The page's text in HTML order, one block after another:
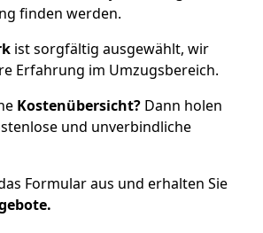
finden werden.
ist sorgfältig ausgewählt, wir
Erfahrung im Umzugsbereich.
Kostenübersicht? Dann holen
und unverbindliche
Formular aus und erhalten Sie